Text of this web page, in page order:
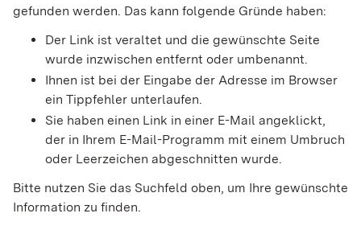
gefunden werden. Das kann folgende Gründe haben:
Der Link ist veraltet und die gewünschte Seite
wurde inzwischen entfernt oder umbenannt.
Ihnen ist bei der Eingabe der Adresse im Browser
ein Tippfehler unterlaufen.
Sie haben einen Link in einer E-Mail angeklickt,
der in Ihrem E-Mail-Programm mit einem Umbruch
oder Leerzeichen abgeschnitten wurde.
Bitte nutzen Sie das Suchfeld oben, um Ihre gewünschte
Information zu finden.